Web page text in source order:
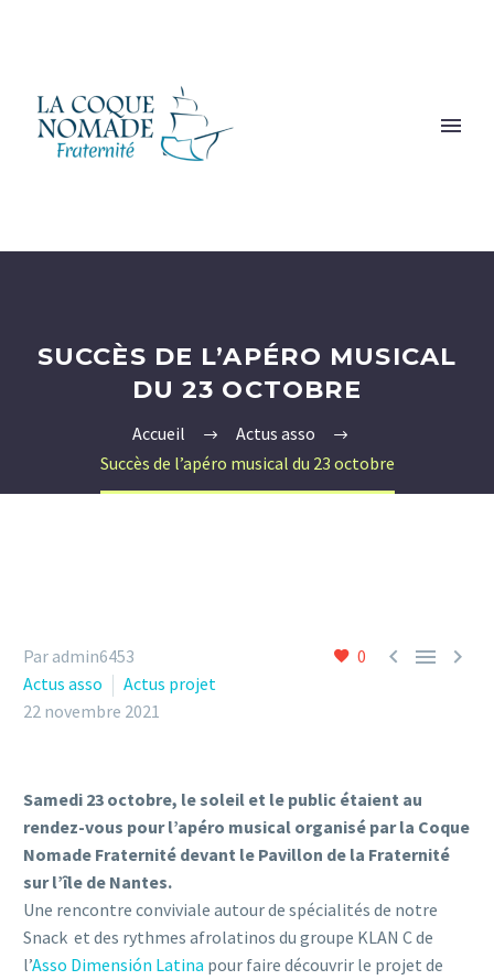
SUCCÈS DE L’APÉRO MUSICAL
DU 23 OCTOBRE
Accueil
Actus asso
Succès de l’apéro musical du 23 octobre
0   
Par admin6453
Actus asso
Actus projet
22 novembre 2021
Samedi 23 octobre, le soleil et le public étaient au
rendez-vous pour l’apéro musical organisé par la Coque
Nomade Fraternité devant le Pavillon de la Fraternité
sur l’île de Nantes.
Une rencontre conviviale autour de spécialités de notre
Snack et des rythmes afrolatinos du groupe KLAN C de
l’Asso Dimensión Latina pour faire découvrir le projet de